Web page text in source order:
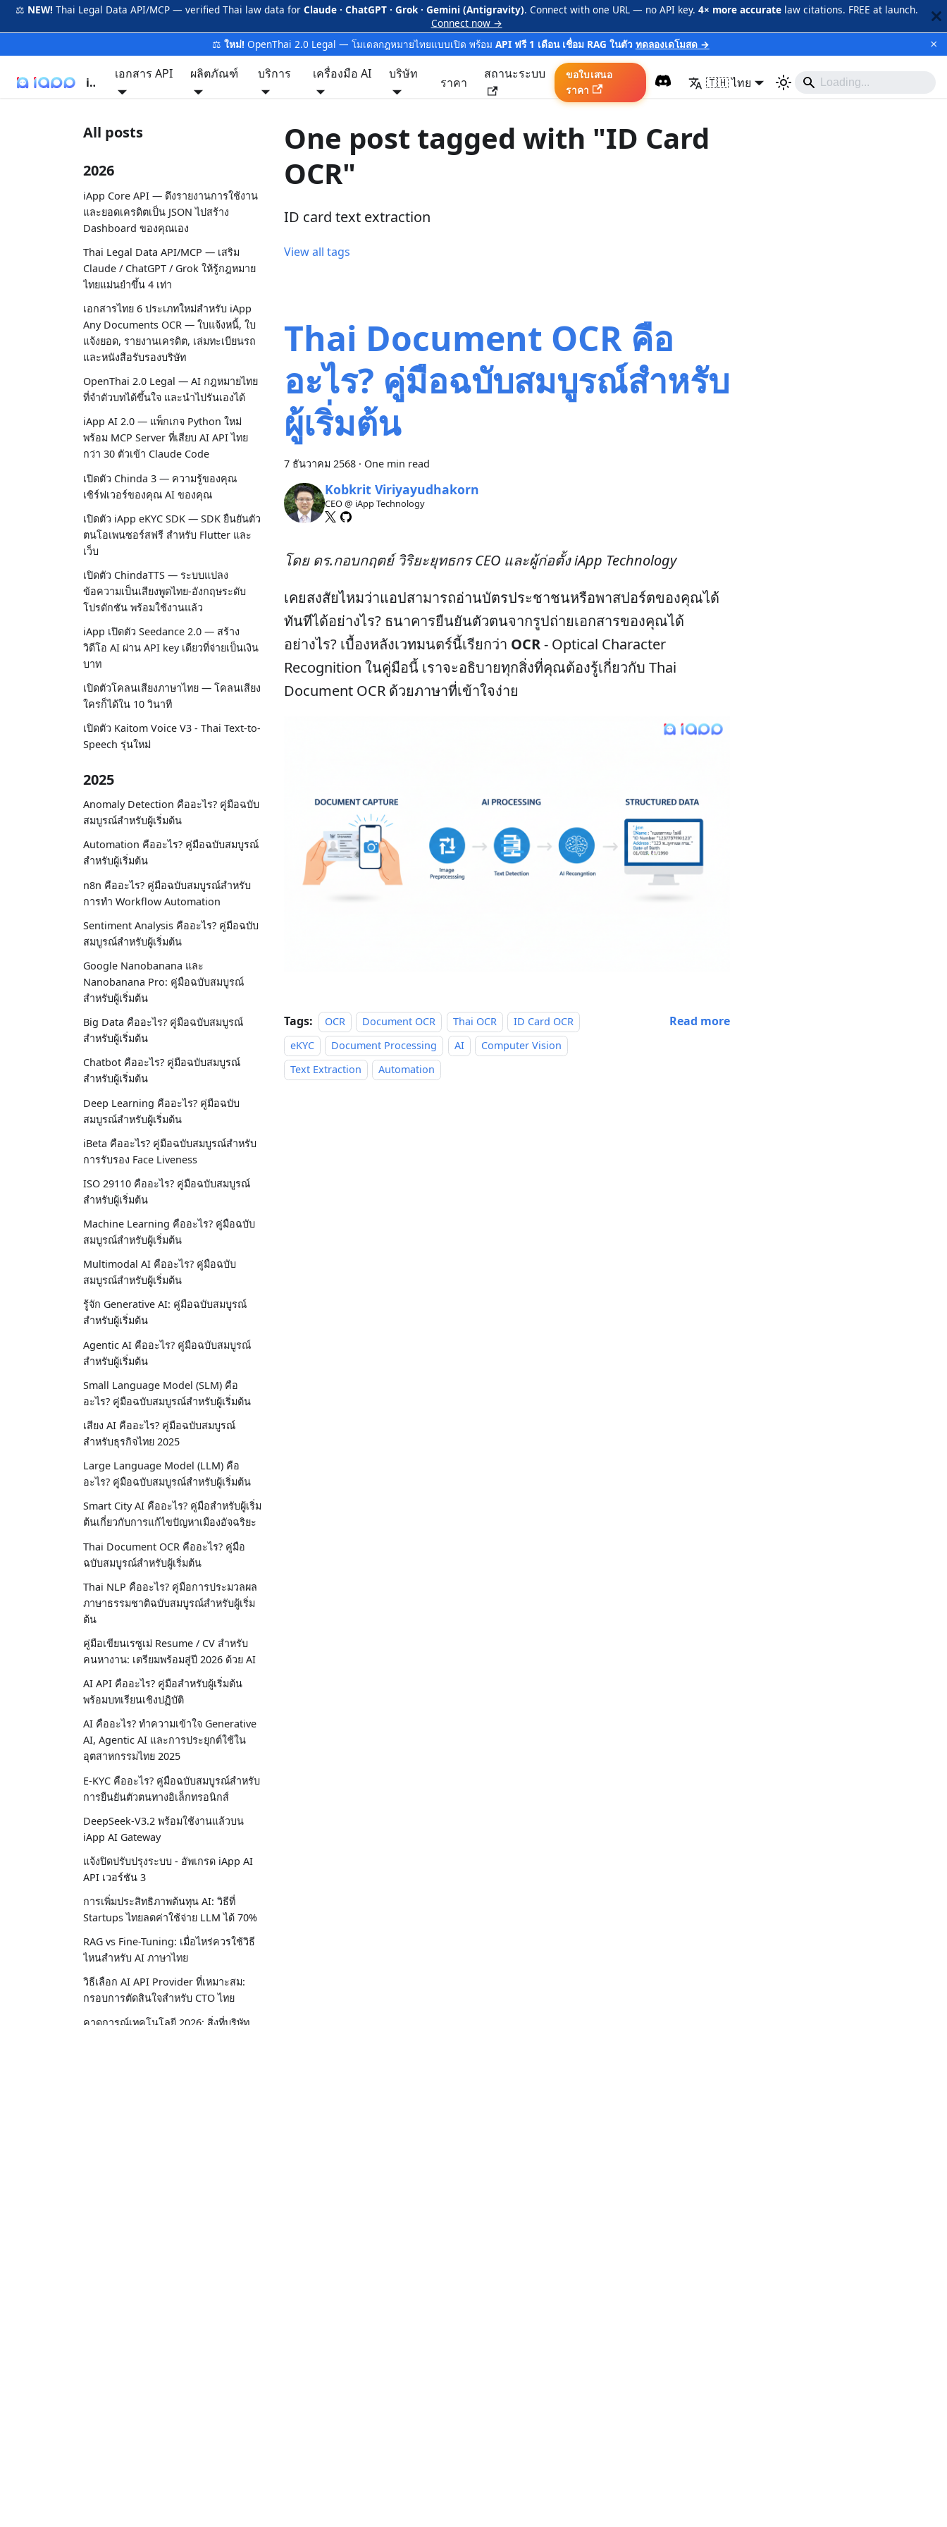
⚖️ NEW! Thai Legal Data API/MCP — verified Thai law data for Claude · ChatGPT · Grok · Gemini (Antigravity). Connect with one URL — no API key. 4× more accuratelaw citations. FREE at launch.
Connect now →
⚖️ ใหม่! OpenThai 2.0 Legal — โมเดลกฎหมายไทยแบบเปิด พร้อม API ฟรี 1 เดือน เชื่อม RAG ในตัว ทดลองเดโมสด → ×
iApp
เอกสาร API ผลิตภัณฑ์ บริการ เครื่องมือ AI บริษัท
ราคา
สถานะระบบ
ขอใบเสนอ
ราคา
🇹🇭 ไทย
All posts
2026
iApp Core API — ดึงรายงานการใช้งาน
และยอดเครดิตเป็น JSON ไปสร้าง
Dashboard ของคุณเอง
Thai Legal Data API/MCP — เสริม
Claude / ChatGPT / Grok ให้รู้กฎหมาย
ไทยแม่นยำขึ้น 4 เท่า
เอกสารไทย 6 ประเภทใหม่สำหรับ iApp
Any Documents OCR — ใบแจ้งหนี้, ใบ
แจ้งยอด, รายงานเครดิต, เล่มทะเบียนรถ
และหนังสือรับรองบริษัท
OpenThai 2.0 Legal — AI กฎหมายไทย
ที่จำตัวบทได้ขึ้นใจ และนำไปรันเองได้
iApp AI 2.0 — แพ็กเกจ Python ใหม่
พร้อม MCP Server ที่เสียบ AI API ไทย
กว่า 30 ตัวเข้า Claude Code
เปิดตัว Chinda 3 — ความรู้ของคุณ
เซิร์ฟเวอร์ของคุณ AI ของคุณ
เปิดตัว iApp eKYC SDK — SDK ยืนยันตัว
ตนโอเพนซอร์สฟรี สำหรับ Flutter และ
เว็บ
เปิดตัว ChindaTTS — ระบบแปลง
ข้อความเป็นเสียงพูดไทย-อังกฤษระดับ
โปรดักชัน พร้อมใช้งานแล้ว
iApp เปิดตัว Seedance 2.0 — สร้าง
วิดีโอ AI ผ่าน API key เดียวที่จ่ายเป็นเงิน
บาท
เปิดตัวโคลนเสียงภาษาไทย — โคลนเสียง
ใครก็ได้ใน 10 วินาที
เปิดตัว Kaitom Voice V3 - Thai Text-to-
Speech รุ่นใหม่
2025
Anomaly Detection คืออะไร? คู่มือฉบับ
สมบูรณ์สำหรับผู้เริ่มต้น
Automation คืออะไร? คู่มือฉบับสมบูรณ์
สำหรับผู้เริ่มต้น
n8n คืออะไร? คู่มือฉบับสมบูรณ์สำหรับ
การทำ Workflow Automation
Sentiment Analysis คืออะไร? คู่มือฉบับ
สมบูรณ์สำหรับผู้เริ่มต้น
Google Nanobanana และ
Nanobanana Pro: คู่มือฉบับสมบูรณ์
สำหรับผู้เริ่มต้น
Big Data คืออะไร? คู่มือฉบับสมบูรณ์
สำหรับผู้เริ่มต้น
Chatbot คืออะไร? คู่มือฉบับสมบูรณ์
สำหรับผู้เริ่มต้น
Deep Learning คืออะไร? คู่มือฉบับ
สมบูรณ์สำหรับผู้เริ่มต้น
iBeta คืออะไร? คู่มือฉบับสมบูรณ์สำหรับ
การรับรอง Face Liveness
ISO 29110 คืออะไร? คู่มือฉบับสมบูรณ์
สำหรับผู้เริ่มต้น
Machine Learning คืออะไร? คู่มือฉบับ
สมบูรณ์สำหรับผู้เริ่มต้น
Multimodal AI คืออะไร? คู่มือฉบับ
สมบูรณ์สำหรับผู้เริ่มต้น
รู้จัก Generative AI: คู่มือฉบับสมบูรณ์
สำหรับผู้เริ่มต้น
Agentic AI คืออะไร? คู่มือฉบับสมบูรณ์
สำหรับผู้เริ่มต้น
Small Language Model (SLM) คือ
อะไร? คู่มือฉบับสมบูรณ์สำหรับผู้เริ่มต้น
เสียง AI คืออะไร? คู่มือฉบับสมบูรณ์
สำหรับธุรกิจไทย 2025
Large Language Model (LLM) คือ
อะไร? คู่มือฉบับสมบูรณ์สำหรับผู้เริ่มต้น
Smart City AI คืออะไร? คู่มือสำหรับผู้เริ่ม
ต้นเกี่ยวกับการแก้ไขปัญหาเมืองอัจฉริยะ
Thai Document OCR คืออะไร? คู่มือ
ฉบับสมบูรณ์สำหรับผู้เริ่มต้น
Thai NLP คืออะไร? คู่มือการประมวลผล
ภาษาธรรมชาติฉบับสมบูรณ์สำหรับผู้เริ่ม
ต้น
คู่มือเขียนเรซูเม่ Resume / CV สำหรับ
คนหางาน: เตรียมพร้อมสู่ปี 2026 ด้วย AI
AI API คืออะไร? คู่มือสำหรับผู้เริ่มต้น
พร้อมบทเรียนเชิงปฏิบัติ
AI คืออะไร? ทำความเข้าใจ Generative
AI, Agentic AI และการประยุกต์ใช้ใน
อุตสาหกรรมไทย 2025
E-KYC คืออะไร? คู่มือฉบับสมบูรณ์สำหรับ
การยืนยันตัวตนทางอิเล็กทรอนิกส์
DeepSeek-V3.2 พร้อมใช้งานแล้วบน
iApp AI Gateway
แจ้งปิดปรับปรุงระบบ - อัพเกรด iApp AI
API เวอร์ชัน 3
การเพิ่มประสิทธิภาพต้นทุน AI: วิธีที่
Startups ไทยลดค่าใช้จ่าย LLM ได้ 70%
RAG vs Fine-Tuning: เมื่อไหร่ควรใช้วิธี
ไหนสำหรับ AI ภาษาไทย
วิธีเลือก AI API Provider ที่เหมาะสม:
กรอบการตัดสินใจสำหรับ CTO ไทย
คาดการณ์เทคโนโลยี 2026: สิ่งที่บริษัท
One post tagged with "ID Card
OCR"
ID card text extraction
View all tags
Thai Document OCR คือ
อะไร? คู่มือฉบับสมบูรณ์สำหรับ
ผู้เริ่มต้น
7 ธันวาคม 2568 · One min read
Kobkrit Viriyayudhakorn
CEO @ iApp Technology
โดย ดร.กอบกฤตย์ วิริยะยุทธกร CEO และผู้ก่อตั้ง iApp Technology
เคยสงสัยไหมว่าแอปสามารถอ่านบัตรประชาชนหรือพาสปอร์ตของคุณได้
ทันทีได้อย่างไร? ธนาคารยืนยันตัวตนจากรูปถ่ายเอกสารของคุณได้
อย่างไร? เบื้องหลังเวทมนตร์นี้เรียกว่า OCR- Optical Character
Recognition ในคู่มือนี้ เราจะอธิบายทุกสิ่งที่คุณต้องรู้เกี่ยวกับ Thai
Document OCR ด้วยภาษาที่เข้าใจง่าย
Tags: OCR Document OCR Thai OCR
ID Card OCR
eKYC
Document Processing AI
Computer Vision
Text Extraction
Automation
Read more